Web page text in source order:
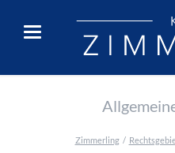
Zimmerling